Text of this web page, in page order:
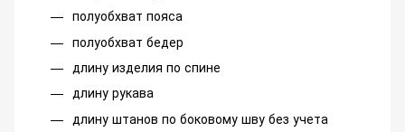
полуобхват пояса
полуобхват бедер
длину изделия по спине
длину рукава
длину штанов по боковому шву без учета